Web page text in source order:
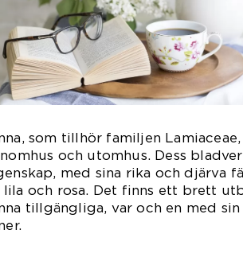
som tillhör familjen
och utomhus. Dess
med sina rika och djärva
och rosa. Det finns ett brett
tillgängliga, var och en med